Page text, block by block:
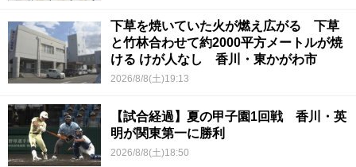
下草を焼いていた火が燃え広がる 下草
と竹林合わせて約2000平方メートルが焼
ける けが人なし 香川・東かがわ市
2026/8/8(土)19:13
【試合経過】夏の甲子園1回戦 香川・英
明が関東第一に勝利
2026/8/8(土)18:50